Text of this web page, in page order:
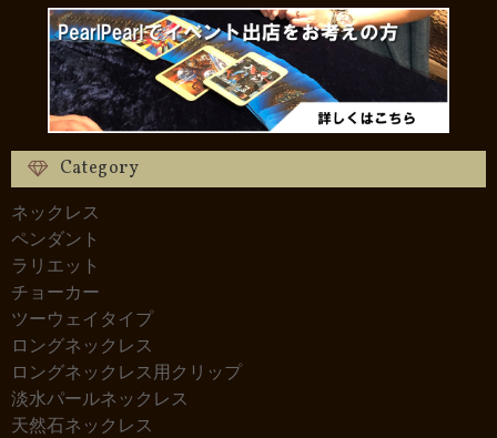
Category
ネックレス
ペンダント
ラリエット
チョーカー
ツーウェイタイプ
ロングネックレス
ロングネックレス用クリップ
淡水パールネックレス
天然石ネックレス